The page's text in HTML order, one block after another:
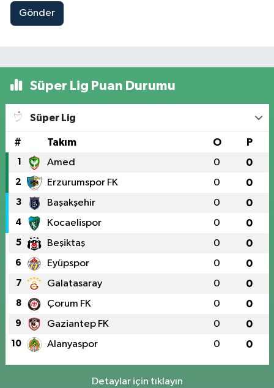
Gönder
Süper Lig Puan Durumu
Süper Lig
# Takım O P
1 Amed 0 0
2 Erzurumspor FK 0 0
3 Başakşehir 0 0
4 Kocaelispor 0 0
5 Beşiktaş 0 0
6 Eyüpspor 0 0
7 Galatasaray 0 0
8 Çorum FK 0 0
9 Gaziantep FK 0 0
10 Alanyaspor 0 0
Detaylar için tıklayın